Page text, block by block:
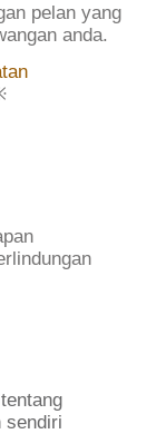
pelan yang
anda.
sendiri